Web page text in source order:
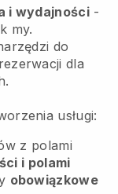
i wydajności -
my.
do
dla
usługi:
z polami
i polami
obowiązkowe